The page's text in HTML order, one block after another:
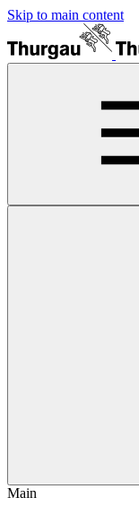
Skip to main content
Main